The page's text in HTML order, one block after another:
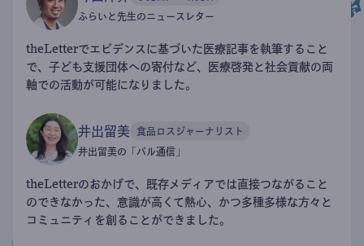
ふらいと先生のニュースレター
theLetterでエビデンスに基づいた医療記事を執筆すること
で、子ども支援団体への寄付など、医療啓発と社会貢献の両
軸での活動が可能になりました。
井出留美 食品ロスジャーナリスト
井出留美の「パル通信」
theLetterのおかげで、既存メディアでは直接つながること
のできなかった、意識が高くて熱心、かつ多種多様な方々と
コミュニティを創ることができました。